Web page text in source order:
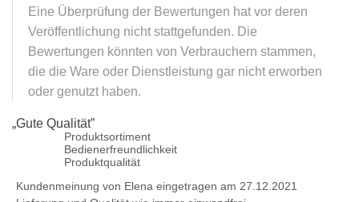
Eine Überprüfung der Bewertungen hat vor deren
Veröffentlichung nicht stattgefunden. Die
Bewertungen könnten von Verbrauchern stammen,
die die Ware oder Dienstleistung gar nicht erworben
oder genutzt haben.
„Gute Qualität”
Produktsortiment
Bedienerfreundlichkeit
Produktqualität
Kundenmeinung von Elena eingetragen am 27.12.2021